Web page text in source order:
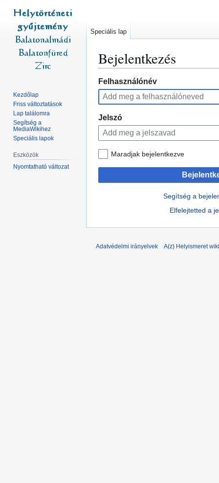
Bejelentkezés
Ugrás
a
navigációhoz
Ugrás
a
kereséshez
Felhasználónév
Jelszó
Maradjak bejelentkezve
Segítség a
Elfelejtetted a
Speciális lap
Kezdőlap
Friss változtatások
Lap találomra
Segítség a
MediaWikihez
Speciális lapok
Eszközök
Nyomtatható változat
Adatvédelmi irányelvek A(z) Helyismeret